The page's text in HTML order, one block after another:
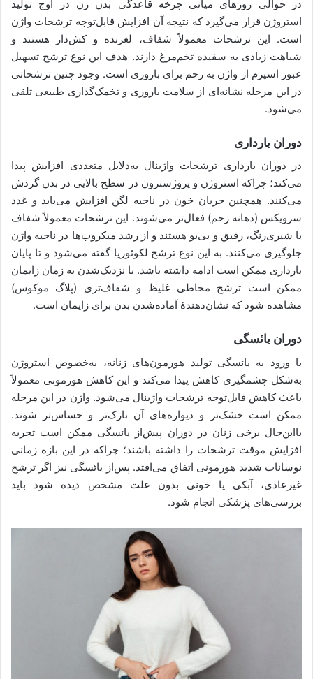
در حوالی روزهای میانی چرخه قاعدگی بدن زن در اوج تولید
استروژن قرار می‌گیرد که نتیجه آن افزایش قابل‌توجه ترشحات واژن
است. این ترشحات معمولاً شفاف، لغزنده و کش‌دار هستند و
شباهت زیادی به سفیده تخم‌مرغ دارند. هدف این نوع ترشح تسهیل
عبور اسپرم از واژن به رحم برای باروری است. وجود چنین ترشحاتی
در این مرحله نشانه‌ای از سلامت باروری و تخمک‌گذاری طبیعی تلقی
می‌شود.
دوران بارداری
در دوران بارداری ترشحات واژینال به‌دلایل متعددی افزایش پیدا
می‌کند؛ چراکه استروژن و پروژسترون در سطح بالایی در بدن گردش
می‌کنند. همچنین جریان خون در ناحیه لگن افزایش می‌یابد و غدد
سرویکس (دهانه رحم) فعال‌تر می‌شوند. این ترشحات معمولاً شفاف
یا شیری‌رنگ، رقیق و بی‌بو هستند و از رشد میکروب‌ها در ناحیه واژن
جلوگیری می‌کنند. به این نوع ترشح لکوئوریا گفته می‌شود و تا پایان
بارداری ممکن است ادامه داشته باشد. با نزدیک‌شدن به زمان زایمان
ممکن است ترشح مخاطی غلیظ و شفاف‌تری (پلاگ موکوس)
مشاهده شود که نشان‌دهندۀ آماده‌شدن بدن برای زایمان است.
دوران یائسگی
با ورود به یائسگی تولید هورمون‌های زنانه، به‌خصوص استروژن
به‌شکل چشمگیری کاهش پیدا می‌کند و این کاهش هورمونی معمولاً
باعث کاهش قابل‌توجه ترشحات واژینال می‌شود. واژن در این مرحله
ممکن است خشک‌تر و دیواره‌های آن نازک‌تر و حساس‌تر شوند.
بااین‌حال برخی زنان در دوران پیش‌از یائسگی ممکن است تجربه
افزایش موقت ترشحات را داشته باشند؛ چراکه در این بازه زمانی
نوسانات شدید هورمونی اتفاق می‌افتد. پس‌از یائسگی نیز اگر ترشح
غیرعادی، آبکی یا خونی بدون علت مشخص دیده شود باید
بررسی‌های پزشکی انجام شود.